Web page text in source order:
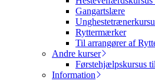
Gangartslære
Ryttermærker
Til arrangører af
Andre kurser
Førstehjælpskursus
Information